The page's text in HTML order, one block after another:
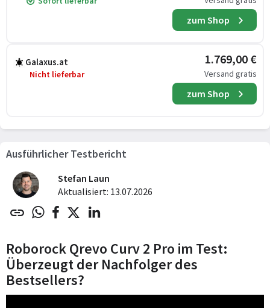
zum Shop
Galaxus.at
Nicht lieferbar
1.769,00 €
Versand gratis
zum Shop
Ausführlicher Testbericht
Stefan Laun
Aktualisiert: 13.07.2026
Roborock Qrevo Curv 2 Pro im Test:
Überzeugt der Nachfolger des
Bestsellers?